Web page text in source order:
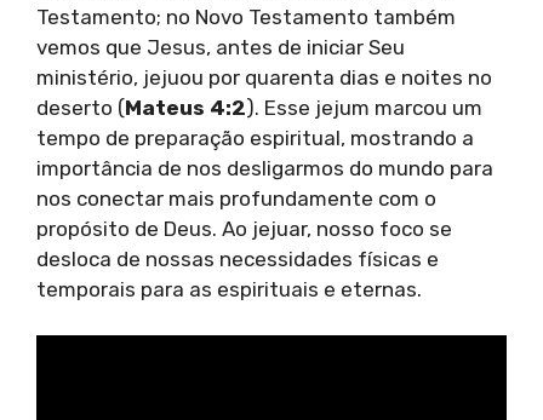
Testamento; no Novo Testamento também
vemos que Jesus, antes de iniciar Seu
ministério, jejuou por quarenta dias e noites no
deserto (Mateus 4:2). Esse jejum marcou um
tempo de preparação espiritual, mostrando a
importância de nos desligarmos do mundo para
nos conectar mais profundamente com o
propósito de Deus. Ao jejuar, nosso foco se
desloca de nossas necessidades físicas e
temporais para as espirituais e eternas.